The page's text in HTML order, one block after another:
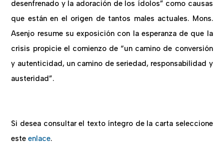
desenfrenado y la adoración de los ídolos” como causas
que están en el origen de tantos males actuales. Mons.
Asenjo resume su exposición con la esperanza de que la
crisis propicie el comienzo de “un camino de conversión
y autenticidad, un camino de seriedad, responsabilidad y
austeridad”.
Si desea consultar el texto íntegro de la carta seleccione
esteenlace.